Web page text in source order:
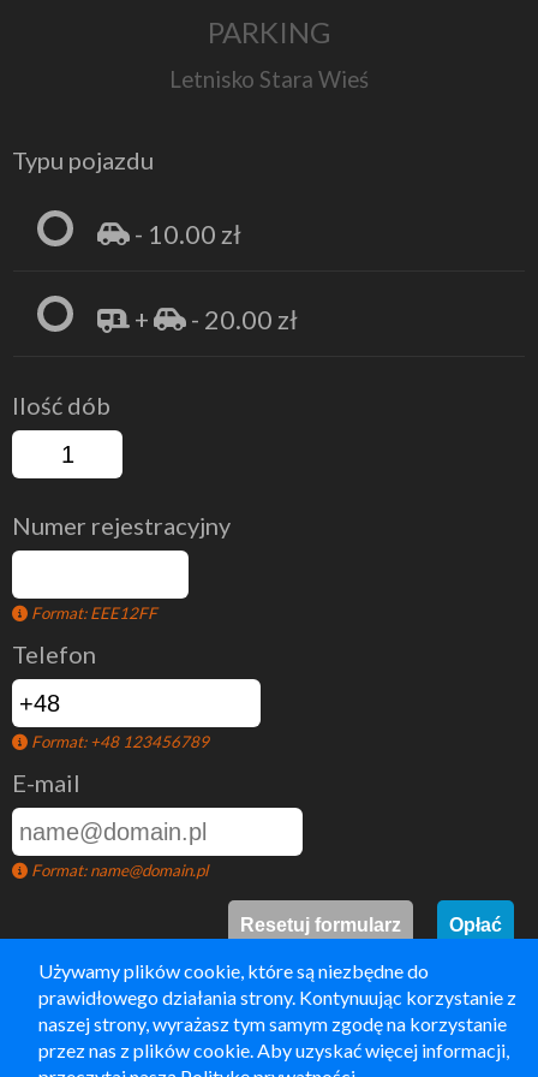
PARKING
Letnisko Stara Wieś
Typu pojazdu
- 10.00 zł
+ - 20.00 zł
Ilość dób
Numer rejestracyjny
Format: EEE12FF
Telefon
Format: +48 123456789
E-mail
Format: name@domain.pl
Kupując bilet parkingowy jednocześnie akceptujeszregulamin
parkingu Letnisko Stara Wieś.
Używamy plików cookie, które są niezbędne do
prawidłowego działania strony. Kontynuując korzystanie z
naszej strony, wyrażasz tym samym zgodę na korzystanie
przez nas z plików cookie. Aby uzyskać więcej informacji,